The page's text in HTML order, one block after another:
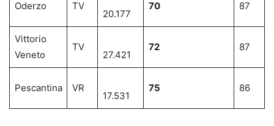
Oderzo TV
20.177
70 87
Vittorio
Veneto
TV
27.421
72 87
Pescantina VR
17.531
75 86